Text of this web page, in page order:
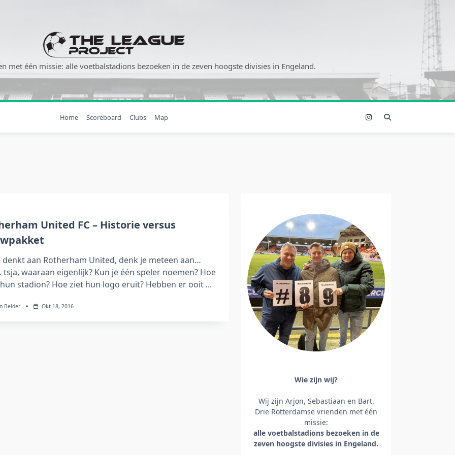
met één missie: alle voetbalstadions bezoeken in de zeven hoogste divisies in Engeland.
Home Scoreboard Clubs Map
United FC – Historie versus
denkt aan Rotherham United, denk je meteen aan…
waaraan eigenlijk? Kun je één speler noemen? Hoe
stadion? Hoe ziet hun logo eruit? Hebben er ooit ...
Belder Okt 18, 2016
Wie zijn wij?
Wij zijn Arjon, Sebastiaan en Bart.
Drie Rotterdamse vrienden met één
missie:
alle voetbalstadions bezoeken in de
zeven hoogste divisies in Engeland.